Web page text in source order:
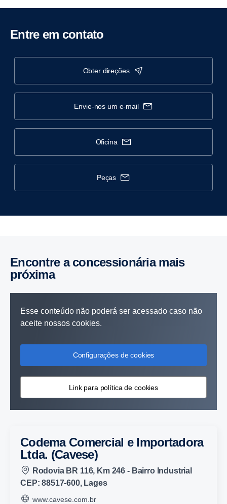
Entre em contato
obter direções
envie-nos um e-mail
oficina
peças
Encontre a concessionária mais
próxima
Esse conteúdo não poderá ser acessado caso não
aceite nossos cookies.
Configurações de cookies
Link para política de cookies
Codema Comercial e Importadora
Ltda. (Cavese)
Rodovia BR 116, Km 246 - Bairro Industrial
CEP: 88517-600, Lages
www.cavese.com.br